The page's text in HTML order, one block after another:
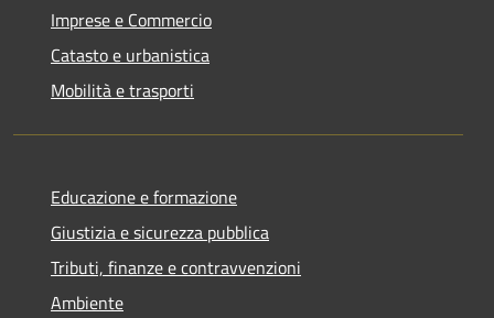
Imprese e Commercio
Catasto e urbanistica
Mobilità e trasporti
Educazione e formazione
Giustizia e sicurezza pubblica
Tributi, finanze e contravvenzioni
Ambiente